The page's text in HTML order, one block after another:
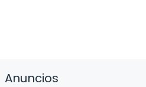
Anuncios